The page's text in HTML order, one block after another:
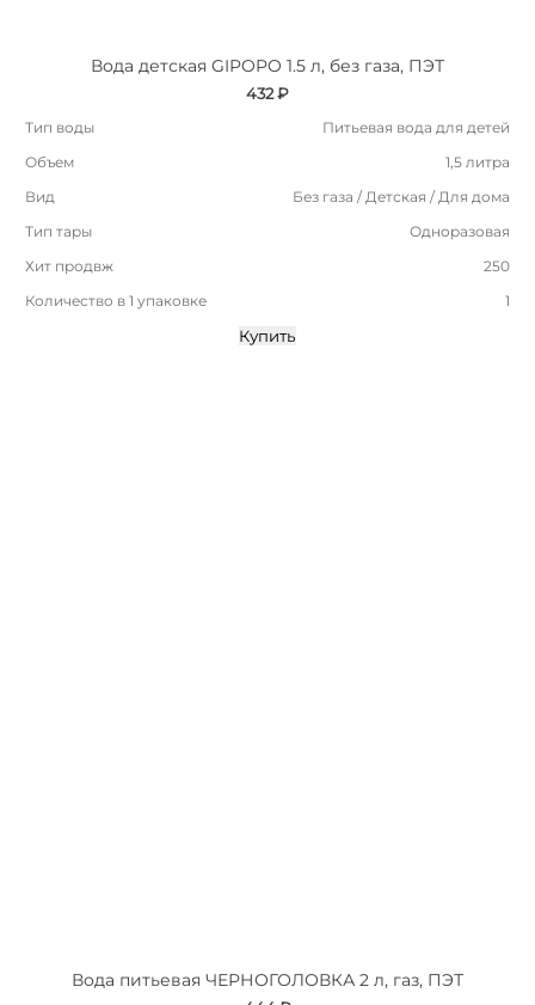
Вода детская GIPOPO 1.5 л, без газа, ПЭТ
432 ₽
Тип воды
Питьевая вода для детей
Объем
1,5 литра
Вид
Без газа / Детская / Для дома
Тип тары
Одноразовая
Хит продвж
250
Количество в 1 упаковке
1
Купить
Вода питьевая ЧЕРНОГОЛОВКА 2 л, газ, ПЭТ